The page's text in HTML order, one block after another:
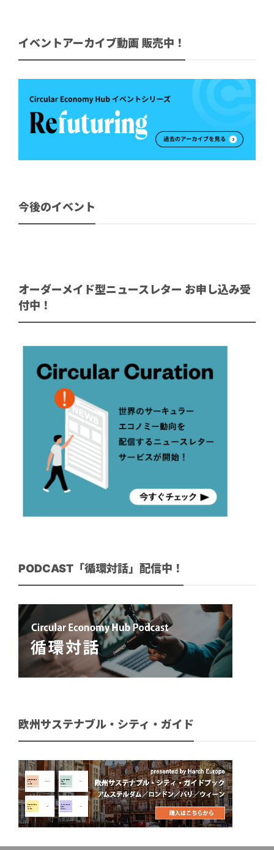
イベントアーカイブ動画 販売中！
今後のイベント
オーダーメイド型ニュースレター お申し込み受
付中！
PODCAST「循環対話」配信中！
欧州サステナブル・シティ・ガイド